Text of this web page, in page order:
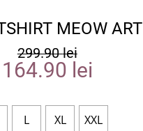
MEOW ART
299.90lei
164.90 lei
L XL XXL